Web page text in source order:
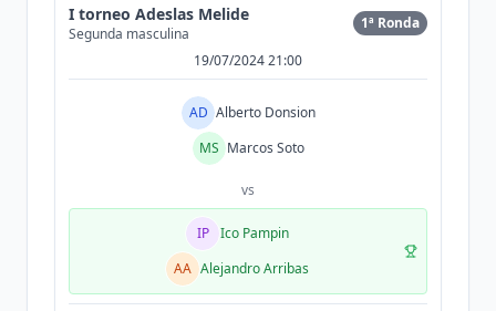
I torneo Adeslas Melide
Segunda masculina
1ª Ronda
19/07/2024 21:00
AD Alberto Donsion
MS Marcos Soto
vs
IP
Ico Pampin
AA Alejandro Arribas